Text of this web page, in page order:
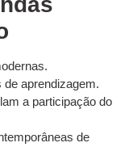
aprendizagem.
a participação do
de